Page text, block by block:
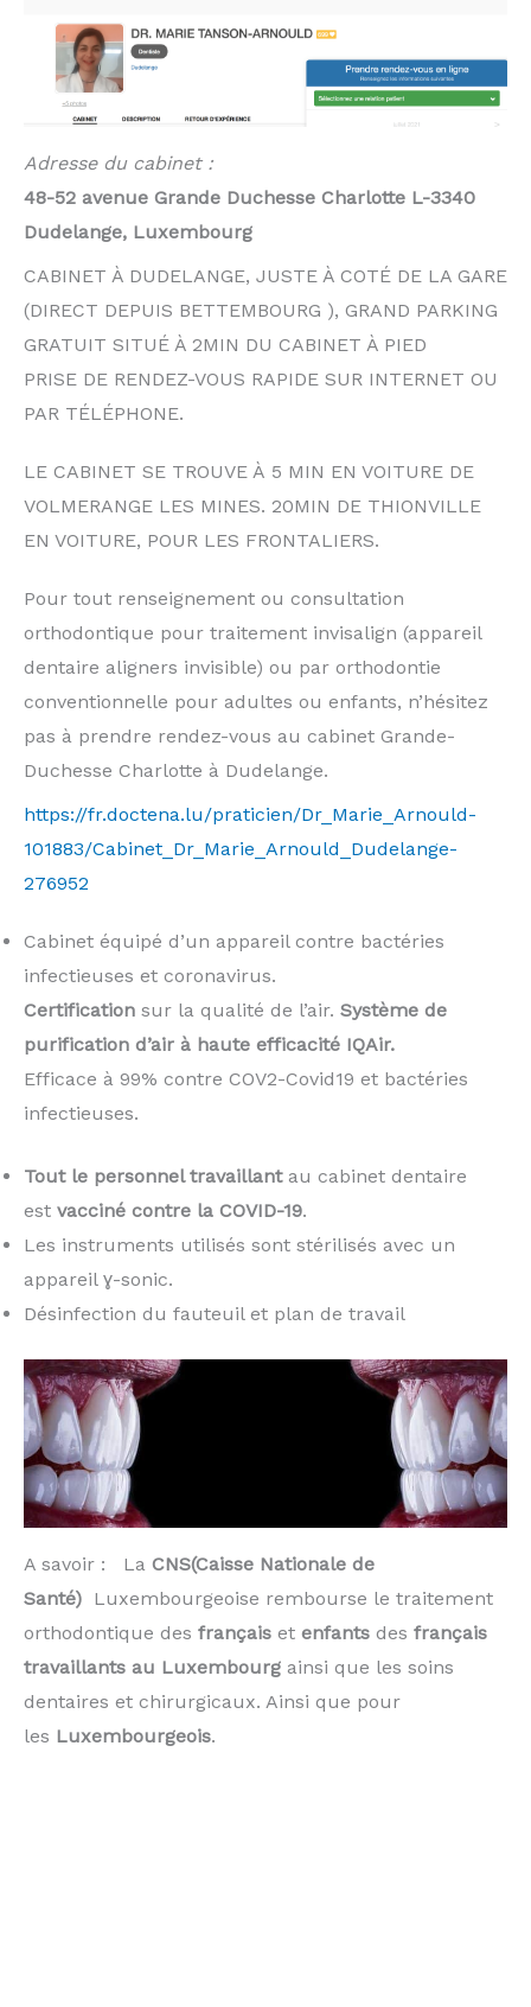
Adresse du cabinet :
48-52 avenue Grande Duchesse Charlotte L-3340
Dudelange, Luxembourg
CABINET À DUDELANGE, JUSTE À COTÉ DE LA GARE
(DIRECT DEPUIS BETTEMBOURG ), GRAND PARKING
GRATUIT SITUÉ À 2MIN DU CABINET À PIED
PRISE DE RENDEZ-VOUS RAPIDE SUR INTERNET OU
PAR TÉLÉPHONE.
LE CABINET SE TROUVE À 5 MIN EN VOITURE DE
VOLMERANGE LES MINES. 20MIN DE THIONVILLE
EN VOITURE, POUR LES FRONTALIERS.
Pour tout renseignement ou consultation
orthodontique pour traitement invisalign (appareil
dentaire aligners invisible) ou par orthodontie
conventionnelle pour adultes ou enfants, n’hésitez
pas à prendre rendez-vous au cabinet Grande-
Duchesse Charlotte à Dudelange.
https://fr.doctena.lu/praticien/Dr_Marie_Arnould-
101883/Cabinet_Dr_Marie_Arnould_Dudelange-
276952
Cabinet équipé d’un appareil contre bactéries
infectieuses et coronavirus.
Certification sur la qualité de l’air. Système de
purification d’air à haute efficacité IQAir.
Efficace à 99% contre COV2-Covid19 et bactéries
infectieuses.
Tout le personnel travaillantau cabinet dentaire
est vacciné contre la COVID-19.
Les instruments utilisés sont stérilisés avec un
appareil ɣ-sonic.
Désinfection du fauteuil et plan de travail
A savoir : La CNS(Caisse Nationale de
Santé) Luxembourgeoise rembourse le traitement
orthodontique des français et enfants des français
travaillants au Luxembourg ainsi que les soins
dentaires et chirurgicaux. Ainsi que pour
les Luxembourgeois.